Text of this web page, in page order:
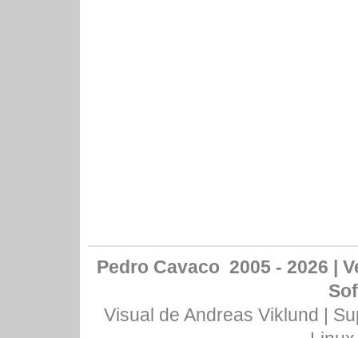
Pedro Cavaco 2005 - 2026 |
Visual de Andreas Viklund |